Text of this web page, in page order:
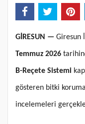
GİRESUN — Giresun
Temmuz 2026
B-Reçete Sistemi
gösteren bitki
incelemeleri